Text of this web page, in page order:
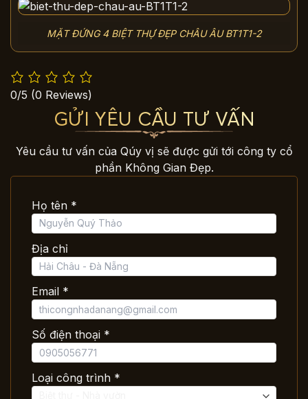
MẶT ĐỨNG 4 BIỆT THỰ ĐẸP CHÂU ÂU BT1T1-2
0/5 (0 Reviews)
GỬI YÊU CẦU TƯ VẤN
Yêu cầu tư vấn của Qúy vị sẽ được gửi tới công ty cổ
phần Không Gian Đẹp.
Họ tên *
Địa chỉ
Email *
Số điện thoại *
Loại công trình *